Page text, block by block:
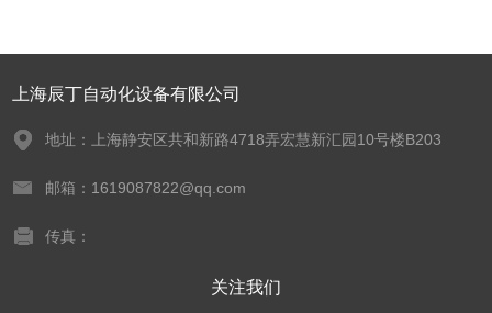
上海辰丁自动化设备有限公司
地址：上海静安区共和新路4718弄宏慧新汇园10号楼B203
邮箱：1619087822@qq.com
传真：
关注我们